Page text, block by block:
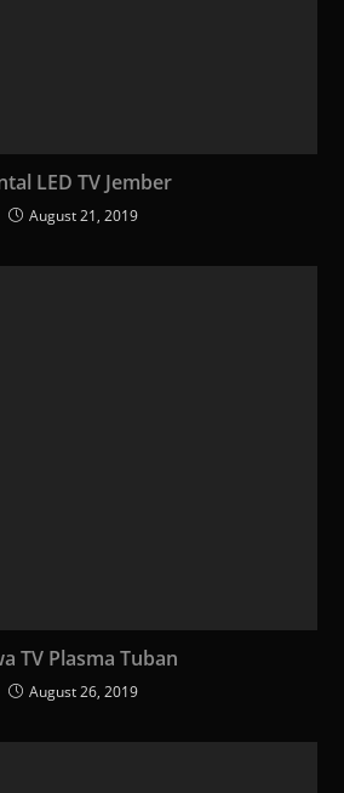
LED TV Jember
August 21, 2019
TV Plasma Tuban
August 26, 2019